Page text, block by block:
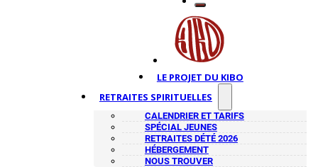
LE PROJET DU KIBO
RETRAITES SPIRITUELLES
CALENDRIER ET TARIFS
SPÉCIAL JEUNES
RETRAITES DÉTÉ 2026
HÉBERGEMENT
NOUS TROUVER